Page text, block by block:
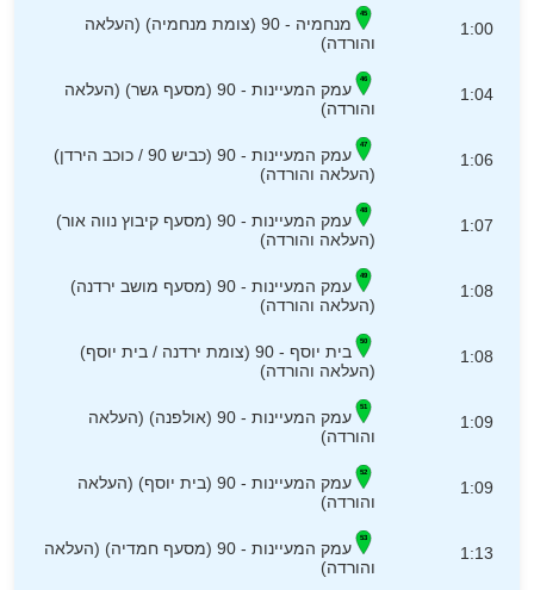
1:00
מנחמיה - 90 (צומת מנחמיה) (העלאה
והורדה)
1:04
עמק המעיינות - 90 (מסעף גשר) (העלאה
והורדה)
1:06
עמק המעיינות - 90 (כביש 90 / כוכב הירדן)
(העלאה והורדה)
1:07
עמק המעיינות - 90 (מסעף קיבוץ נווה אור)
(העלאה והורדה)
1:08
עמק המעיינות - 90 (מסעף מושב ירדנה)
(העלאה והורדה)
1:08
בית יוסף - 90 (צומת ירדנה / בית יוסף)
(העלאה והורדה)
1:09
עמק המעיינות - 90 (אולפנה) (העלאה
והורדה)
1:09
עמק המעיינות - 90 (בית יוסף) (העלאה
והורדה)
1:13
עמק המעיינות - 90 (מסעף חמדיה) (העלאה
והורדה)